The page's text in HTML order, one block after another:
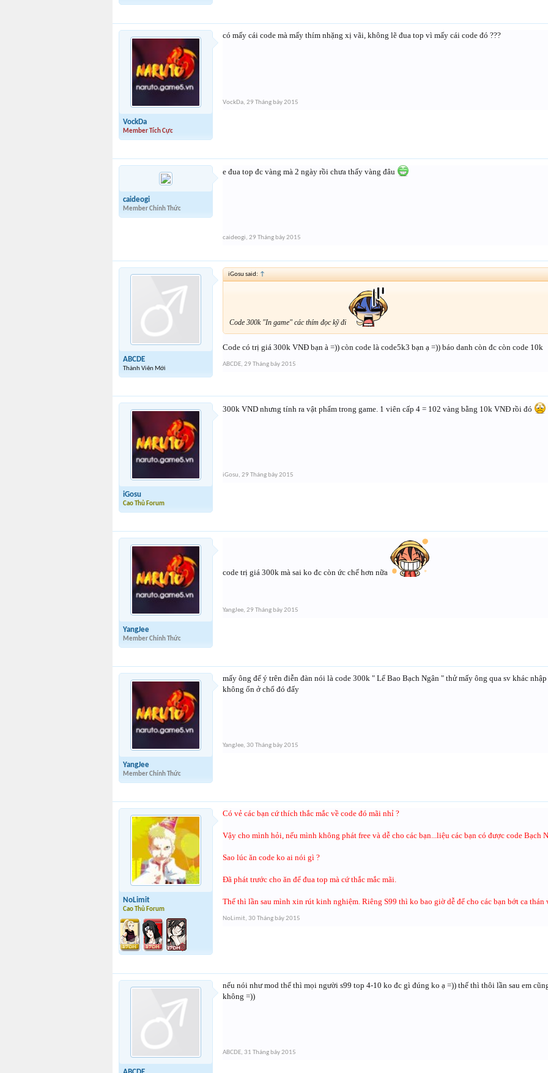
VockDa
Member Tích Cực
có mấy cái code mà mấy thím nhặng xị vãi, không lẽ đua top vì mấy cái code đó ???
VockDa, 29 Tháng bảy 2015
caideogi
Member Chính Thức
e đua top đc vàng mà 2 ngày rồi chưa thấy vàng đâu
caideogi, 29 Tháng bảy 2015
ABCDE
Thành Viên Mới
iGosu said: ↑
Code 300k "In game" các thím đọc kỹ đi
Code có trị giá 300k VNĐ bạn à =)) còn code là code5k3 bạn ạ =)) báo danh còn đc còn code 10k
ABCDE, 29 Tháng bảy 2015
iGosu
Cao Thủ Forum
300k VND nhưng tính ra vật phẩm trong game. 1 viên cấp 4 = 102 vàng bằng 10k VNĐ rồi đó
iGosu, 29 Tháng bảy 2015
YangJee
Member Chính Thức
code trị giá 300k mà sai ko đc còn ức chế hơn nữa
YangJee, 29 Tháng bảy 2015
YangJee
Member Chính Thức
mấy ông để ý trên điễn đàn nói là code 300k " Lể Bao Bạch Ngân " thử mấy ông qua sv khác
không ổn ở chổ đó đấy
YangJee, 30 Tháng bảy 2015
NoLimit
Cao Thủ Forum
Có vẻ các bạn cứ thích thắc mắc về code đó mãi nhỉ ?
Vậy cho mình hỏi, nếu mình không phát free và dễ cho các bạn...liệu các bạn có được code Bạch
Sao lúc ăn code ko ai nói gì ?
Đã phát trước cho ăn để đua top mà cứ thắc mắc mãi.
Thế thì lần sau mình xin rút kinh nghiệm. Riêng S99 thì ko bao giờ dễ để cho các bạn bớt ca thán
NoLimit, 30 Tháng bảy 2015
nếu nói như mod thế thì mọi người s99 top 4-10 ko đc gì đúng ko ạ =)) thế thì thôi lần sau em
không =))
ABCDE, 31 Tháng bảy 2015